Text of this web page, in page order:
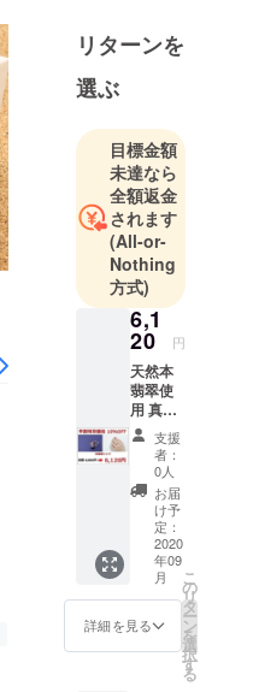
で直接買い
付けするな
ど、世界中
から数多く
の宝石収集
を行ってお
ります。
リターンを
選ぶ
目標金額
未達なら
全額返金
されます
(All-or-
Nothing
方式)
6,1
20 円
天然本
翡翠使
用 真鍮
製 猫耳
デザイ
ンリン
グ ■素
材：天
然本翡
翠、真
鍮 ■
トッ
プ：横
約
10mm×
縦約
支援
者：
0人
お届
け予
定：
2020
年09
月
詳細を見る
こ
の
リ
タ
ー
ン
を
選
択
す
る